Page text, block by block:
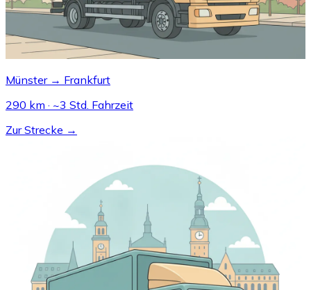
Münster → Frankfurt
290 km · ~3 Std. Fahrzeit
Zur Strecke →